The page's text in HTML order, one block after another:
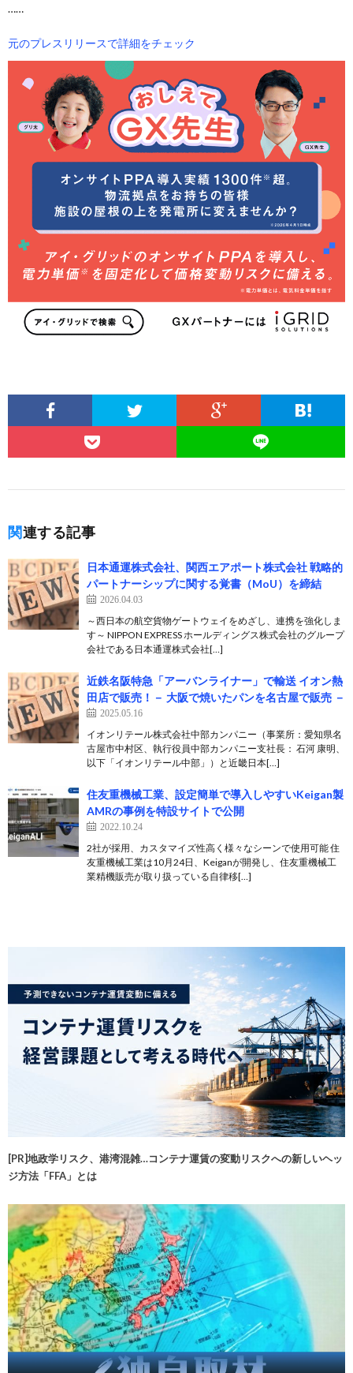
……
元のプレスリリースで詳細をチェック
関連する記事
日本通運株式会社、関西エアポート株式会社 戦略的
パートナーシップに関する覚書（MoU）を締結
2026.04.03
～西日本の航空貨物ゲートウェイをめざし、連携を強化しま
す～ NIPPON EXPRESS ホールディングス株式会社のグループ
会社である日本通運株式会社[…]
近鉄名阪特急「アーバンライナー」で輸送 イオン熱
田店で販売！－ 大阪で焼いたパンを名古屋で販売 －
2025.05.16
イオンリテール株式会社中部カンパニー（事業所：愛知県名
古屋市中村区、執行役員中部カンパニー支社長： 石河 康明、
以下「イオンリテール中部」）と近畿日本[…]
住友重機械工業、設定簡単で導入しやすいKeigan製
AMRの事例を特設サイトで公開
2022.10.24
2社が採用、カスタマイズ性高く様々なシーンで使用可能 住
友重機械工業は10月24日、Keiganが開発し、住友重機械工
業精機販売が取り扱っている自律移[…]
[PR]地政学リスク、港湾混雑…コンテナ運賃の変動リスクへの新しいヘッ
ジ方法「FFA」とは